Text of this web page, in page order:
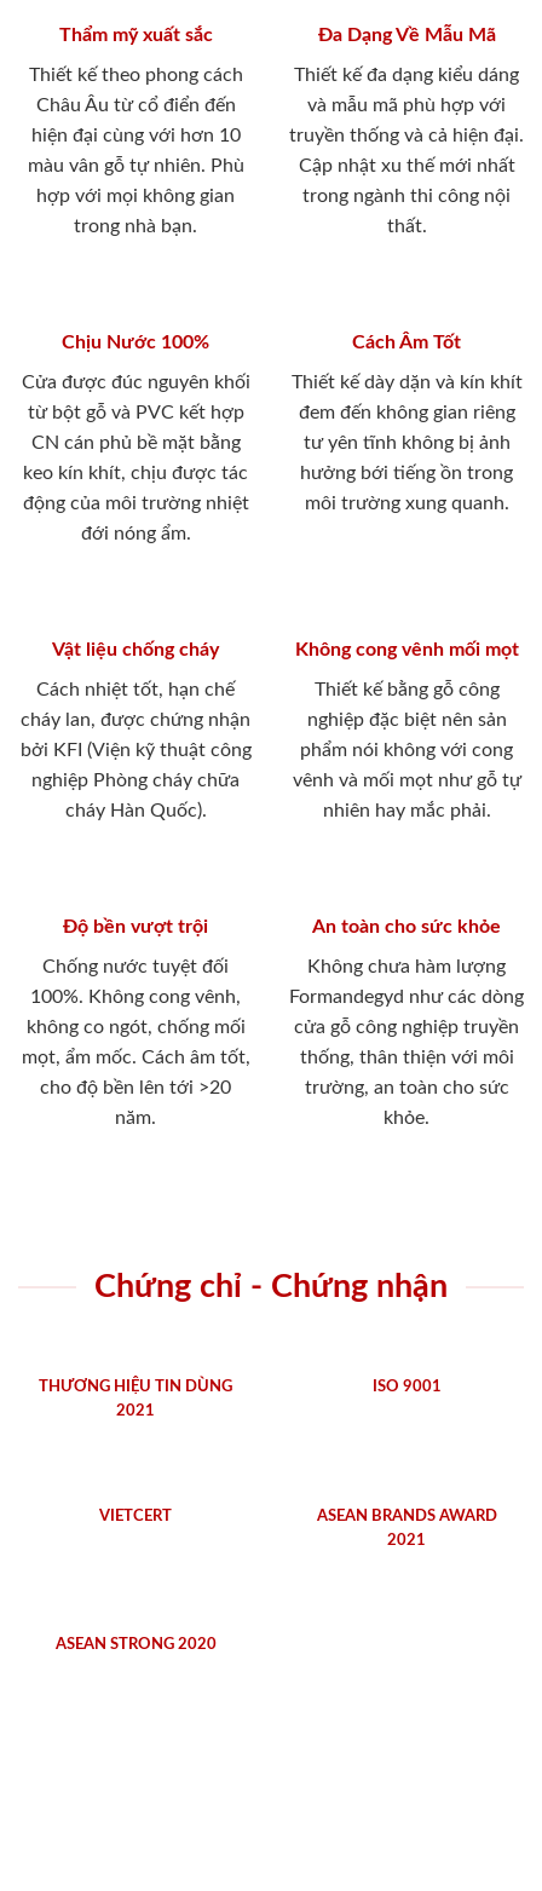
Thẩm mỹ xuất sắc
Thiết kế theo phong cách
Châu Âu từ cổ điển đến
hiện đại cùng với hơn 10
màu vân gỗ tự nhiên. Phù
hợp với mọi không gian
trong nhà bạn.
Đa Dạng Về Mẫu Mã
Thiết kế đa dạng kiểu dáng
và mẫu mã phù hợp với
truyền thống và cả hiện đại.
Cập nhật xu thế mới nhất
trong ngành thi công nội
thất.
Chịu Nước 100%
Cửa được đúc nguyên khối
từ bột gỗ và PVC kết hợp
CN cán phủ bề mặt bằng
keo kín khít, chịu được tác
động của môi trường nhiệt
đới nóng ẩm.
Cách Âm Tốt
Thiết kế dày dặn và kín khít
đem đến không gian riêng
tư yên tĩnh không bị ảnh
hưởng bới tiếng ồn trong
môi trường xung quanh.
Vật liệu chống cháy
Cách nhiệt tốt, hạn chế
cháy lan, được chứng nhận
bởi KFI (Viện kỹ thuật công
nghiệp Phòng cháy chữa
cháy Hàn Quốc).
Không cong vênh mối mọt
Thiết kế bằng gỗ công
nghiệp đặc biệt nên sản
phẩm nói không với cong
vênh và mối mọt như gỗ tự
nhiên hay mắc phải.
Độ bền vượt trội
Chống nước tuyệt đối
100%. Không cong vênh,
không co ngót, chống mối
mọt, ẩm mốc. Cách âm tốt,
cho độ bền lên tới >20
năm.
An toàn cho sức khỏe
Không chưa hàm lượng
Formandegyd như các dòng
cửa gỗ công nghiệp truyền
thống, thân thiện với môi
trường, an toàn cho sức
khỏe.
Chứng chỉ - Chứng nhận
THƯƠNG HIỆU TIN DÙNG
2021
ISO 9001
VIETCERT
ASEAN BRANDS AWARD
2021
ASEAN STRONG 2020